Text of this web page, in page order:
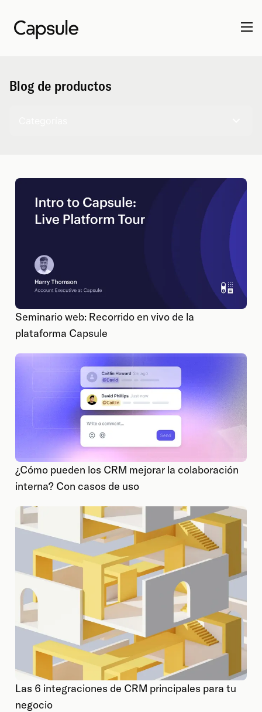
Blog de productos
Seminario web: Recorrido en vivo de la
plataforma Capsule
¿Cómo pueden los CRM mejorar la colaboración
interna? Con casos de uso
Las 6 integraciones de CRM principales para tu
negocio